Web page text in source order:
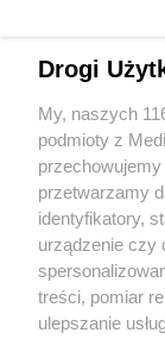
Wydawca
Nie zapomnij
zapoznać się z:
Twojemiasto
Drogi
My, naszych
podmioty z
przetwarzamy
identyfikatory,
urządzenie czy
treści, pomiar
ulepszanie